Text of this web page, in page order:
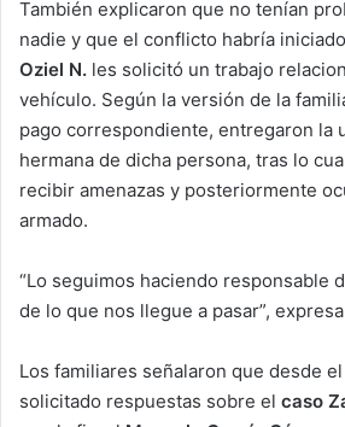
También explicaron que no tenían
nadie y que el conflicto habría
Oziel N. les solicitó un trabajo
vehículo. Según la versión de la
pago correspondiente, entregaron la
hermana de dicha persona, tras lo
recibir amenazas y posteriormente
armado.
“Lo seguimos haciendo responsable
de lo que nos llegue a pasar”,
Los familiares señalaron que desde
solicitado respuestas sobre el caso